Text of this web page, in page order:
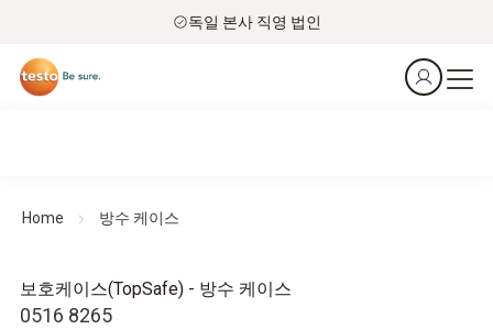
독일 본사 직영 법인
Home 방수 케이스
0516 8265
보호케이스(TopSafe) - 방수 케이스